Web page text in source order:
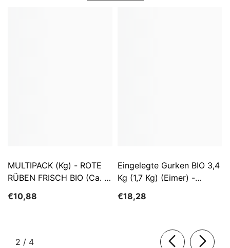
MULTIPACK (kg) - ROTE
RÜBEN FRISCH BIO (ca. 5
€10,88
Eingelegte Gurken BIO 3,4
Kg (1,7 Kg) (Eimer) -
€18,28
2 / von
4